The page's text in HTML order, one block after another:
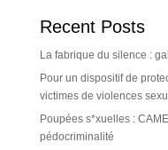
Recent Posts
La fabrique du silence :
Pour un dispositif de
victimes de violences
Poupées s*xuelles :
pédocriminalité